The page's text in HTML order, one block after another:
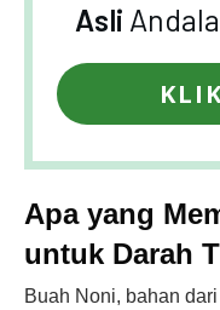
Asli
Apa yang
untuk Darah
Buah Noni, bahan